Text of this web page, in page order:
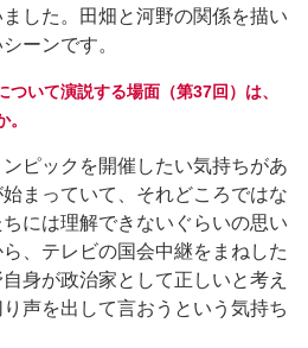
した。田畑と河野の関係を描い
ーンです。
ついて演説する場面（第37回）は、
ピックを開催したい気持ちがあ
まっていて、それどころではな
には理解できないぐらいの思い
、テレビの国会中継をまねした
身が政治家として正しいと考え
声を出して言おうという気持ち